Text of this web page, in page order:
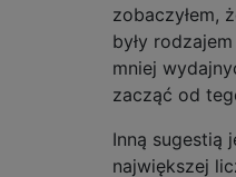
zobaczyłem,
były
mniej
zacząć od
Inną sugestią
największej